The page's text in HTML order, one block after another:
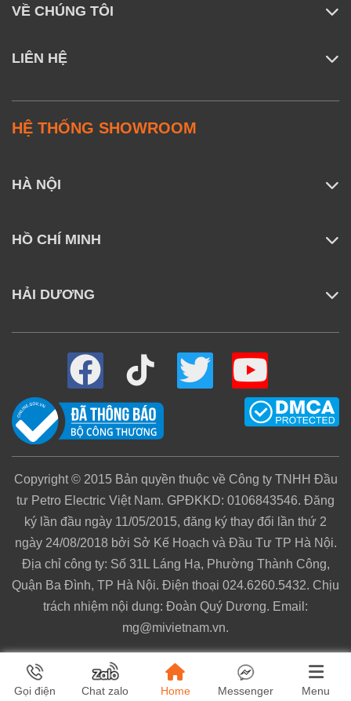
VỀ CHÚNG TÔI
LIÊN HỆ
HỆ THỐNG SHOWROOM
HÀ NỘI
HỒ CHÍ MINH
HẢI DƯƠNG
Copyright © 2015 Bản quyền thuộc về Công ty TNHH Đầu
tư Petro Electric Việt Nam. GPĐKKD: 0106843546. Đăng
ký lần đầu ngày 11/05/2015, đăng ký thay đổi lần thứ 2
ngày 24/08/2018 bởi Sở Kế Hoạch và Đầu Tư TP Hà Nội.
Địa chỉ công ty: Số 31L Láng Hạ, Phường Thành Công,
Quận Ba Đình, TP Hà Nội. Điện thoại 024.6260.5432. Chịu
trách nhiệm nội dung: Đoàn Quý Dương. Email:
mg@mivietnam.vn.
Gọi điện Chat zalo Home Messenger Menu